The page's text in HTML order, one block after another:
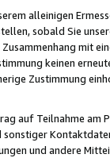
alleinigen
sobald Sie
mit
keinen
Zustimmung
auf Teilnahme
und andere